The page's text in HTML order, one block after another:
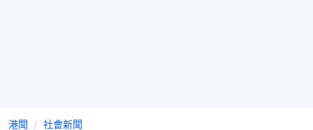
港聞 社會新聞